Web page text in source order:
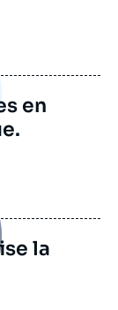
en
la